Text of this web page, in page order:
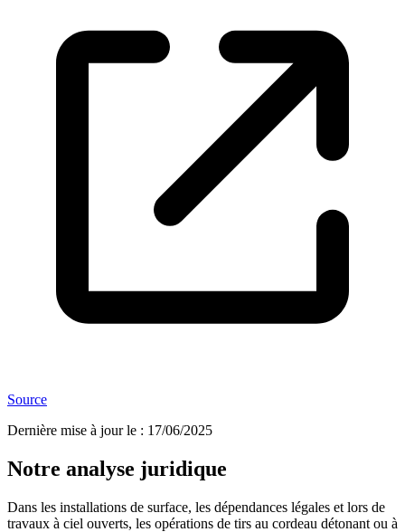
Source
Dernière mise à jour le : 17/06/2025
Notre analyse juridique
Dans les installations de surface, les dépendances légales et lors de
travaux à ciel ouverts, les opérations de tirs au cordeau détonant ou à